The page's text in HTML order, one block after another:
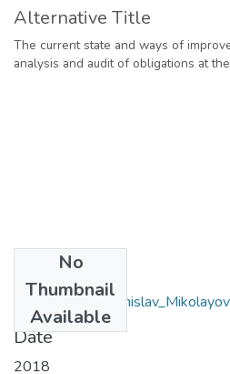
Alternative Title
The current state and ways of
analysis and audit of obligations at
No
Thumbnail
Available
Date
2018